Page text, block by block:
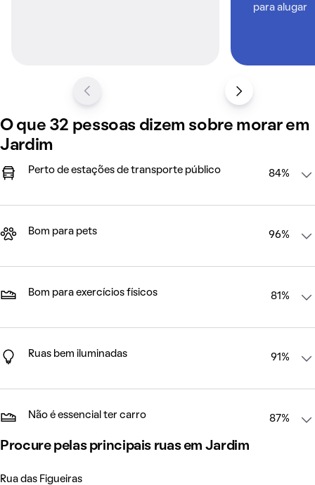
para alugar
O que 32 pessoas dizem sobre morar em
Jardim
Perto de estações de transporte público 84%
Bom para pets 96%
Bom para exercícios físicos 81%
Ruas bem iluminadas 91%
Não é essencial ter carro 87%
Procure pelas principais ruas em Jardim
Rua das Figueiras